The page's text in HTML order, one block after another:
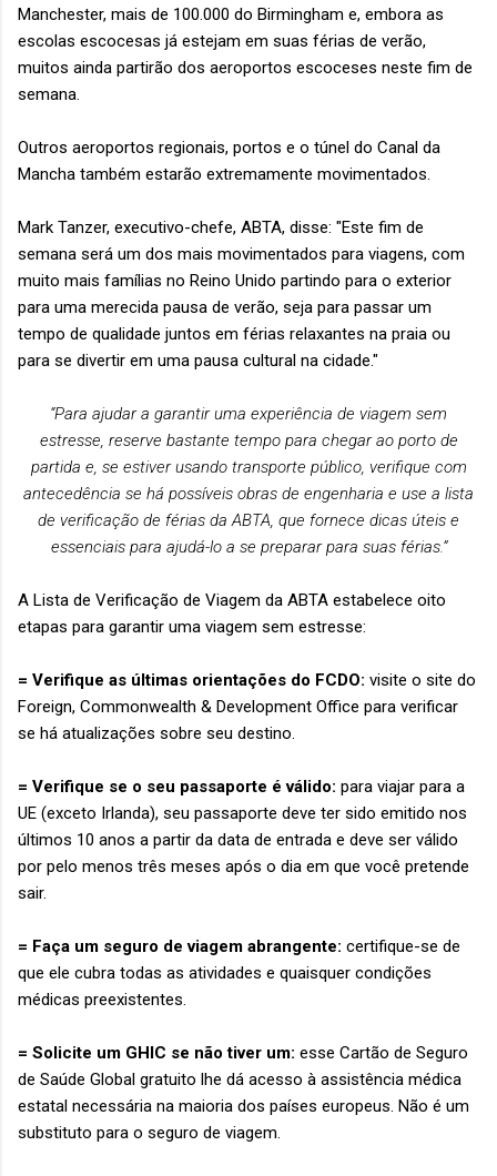
Manchester, mais de 100.000 do Birmingham e, embora as
escolas escocesas já estejam em suas férias de verão,
muitos ainda partirão dos aeroportos escoceses neste fim de
semana.
Outros aeroportos regionais, portos e o túnel do Canal da
Mancha também estarão extremamente movimentados.
Mark Tanzer, executivo-chefe, ABTA, disse: "Este fim de
semana será um dos mais movimentados para viagens, com
muito mais famílias no Reino Unido partindo para o exterior
para uma merecida pausa de verão, seja para passar um
tempo de qualidade juntos em férias relaxantes na praia ou
para se divertir em uma pausa cultural na cidade."
“Para ajudar a garantir uma experiência de viagem sem
estresse, reserve bastante tempo para chegar ao porto de
partida e, se estiver usando transporte público, verifique com
antecedência se há possíveis obras de engenharia e use a lista
de verificação de férias da ABTA, que fornece dicas úteis e
essenciais para ajudá-lo a se preparar para suas férias.”
A Lista de Verificação de Viagem da ABTA estabelece oito
etapas para garantir uma viagem sem estresse:
= Verifique as últimas orientações do FCDO: visite o site do
Foreign, Commonwealth & Development Office para verificar
se há atualizações sobre seu destino.
= Verifique se o seu passaporte é válido: para viajar para a
UE (exceto Irlanda), seu passaporte deve ter sido emitido nos
últimos 10 anos a partir da data de entrada e deve ser válido
por pelo menos três meses após o dia em que você pretende
sair.
= Faça um seguro de viagem abrangente: certifique-se de
que ele cubra todas as atividades e quaisquer condições
médicas preexistentes.
= Solicite um GHIC se não tiver um: esse Cartão de Seguro
de Saúde Global gratuito lhe dá acesso à assistência médica
estatal necessária na maioria dos países europeus. Não é um
substituto para o seguro de viagem.